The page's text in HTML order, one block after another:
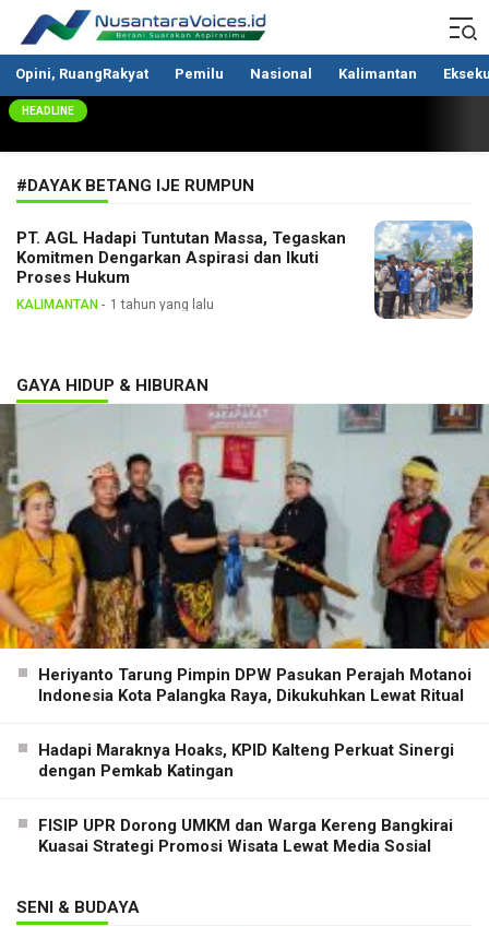
Nusantaravoices.id
Berani Suarakan Aspirasimu
Opini, RuangRakyat Pemilu Nasional Kalimantan
HEADLINE
#DAYAK BETANG IJE RUMPUN
PT. AGL Hadapi Tuntutan Massa, Tegaskan
Komitmen Dengarkan Aspirasi dan Ikuti
Proses Hukum
KALIMANTAN 1 tahun yang lalu
GAYA HIDUP & HIBURAN
Heriyanto Tarung Pimpin DPW Pasukan Perajah Motanoi
Indonesia Kota Palangka Raya, Dikukuhkan Lewat Ritual
Hadapi Maraknya Hoaks, KPID Kalteng Perkuat Sinergi
dengan Pemkab Katingan
FISIP UPR Dorong UMKM dan Warga Kereng Bangkirai
Kuasai Strategi Promosi Wisata Lewat Media Sosial
SENI & BUDAYA